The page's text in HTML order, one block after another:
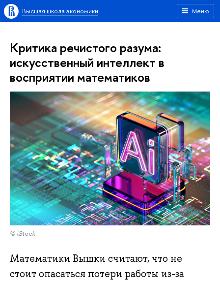
Меню
Высшая школа экономики
Критика речистого разума:
искусственный интеллект в
восприятии математиков
© iStock
Математики Вышки считают, что не
стоит опасаться потери работы из-за